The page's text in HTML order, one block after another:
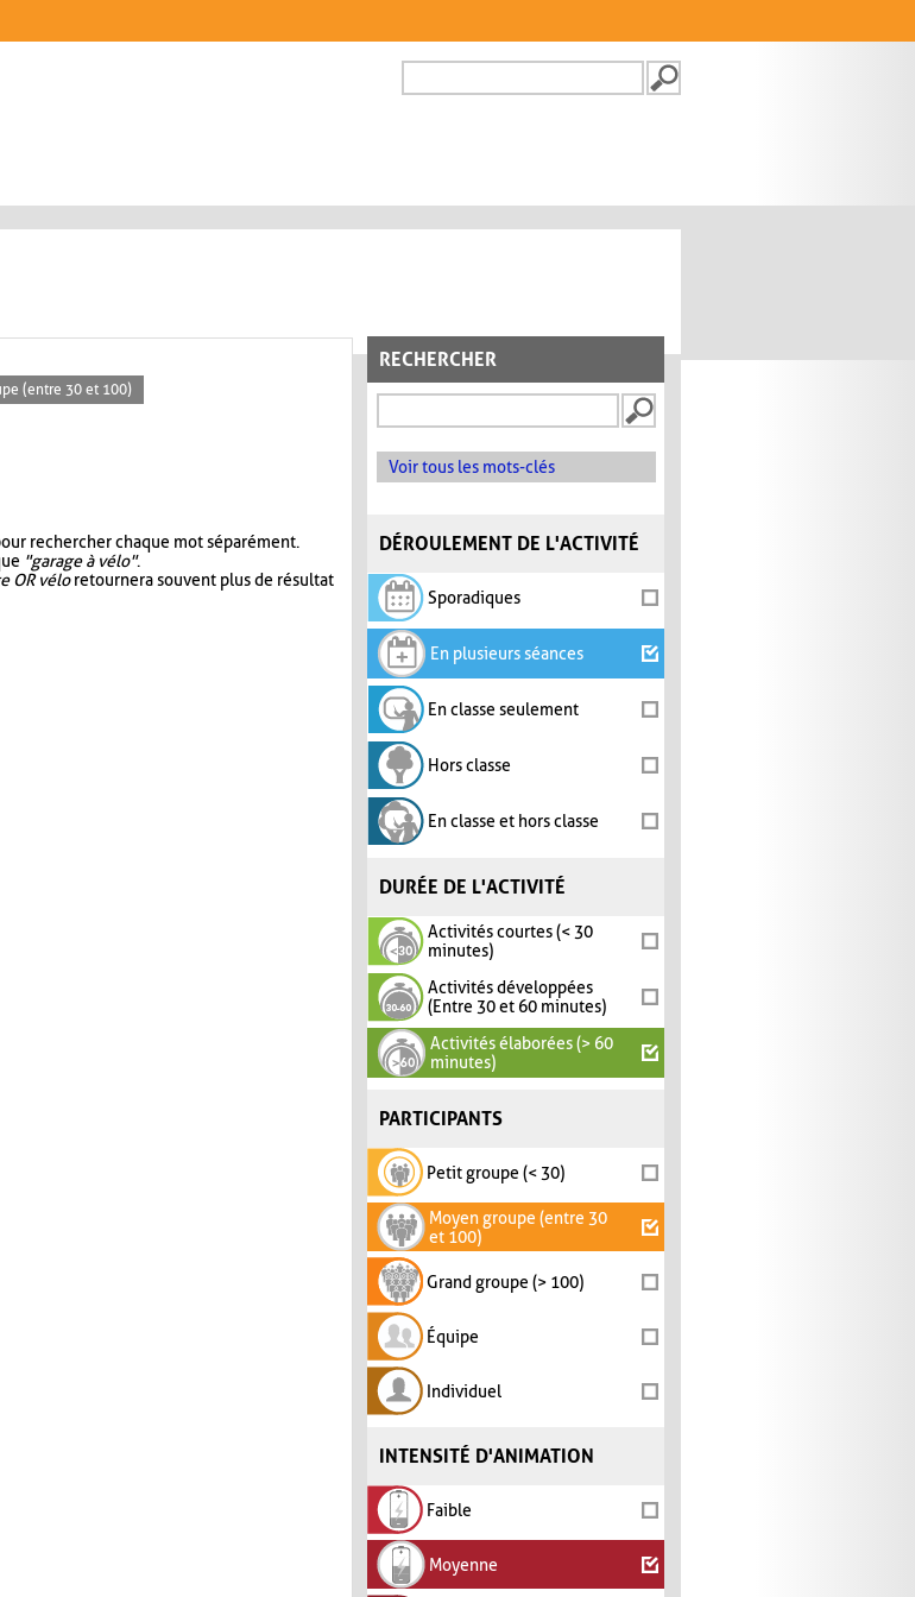
FORMULAIRE DE
RECHERCHER
Voir tous les mots-clés
DÉROULEMENT DE L'ACTIVITÉ
Sporadiques
En plusieurs séances
En classe seulement
Hors classe
En classe et hors classe
DURÉE DE L'ACTIVITÉ
Activités courtes (< 30
minutes)
Activités développées
(Entre 30 et 60 minutes)
Activités élaborées (> 60
minutes)
PARTICIPANTS
Petit groupe (< 30)
Moyen groupe (entre 30
et 100)
Grand groupe (> 100)
Équipe
Individuel
INTENSITÉ D'ANIMATION
Faible
Moyenne
(entre 30 et 100)
rechercher chaque mot séparément.
"garage à vélo".
OR véloretournera souvent plus de résultat